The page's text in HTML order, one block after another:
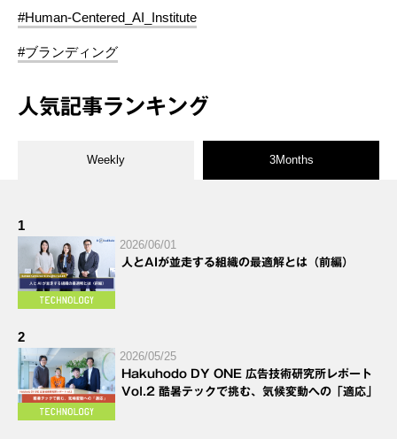
#Human-Centered_AI_Institute
#ブランディング
人気記事ランキング
Weekly 3Months
1
2026/06/01
人とAIが並走する組織の最適解とは（前編）
2
2026/05/25
Hakuhodo DY ONE 広告技術研究所レポート
Vol.2 酷暑テックで挑む、気候変動への「適応」